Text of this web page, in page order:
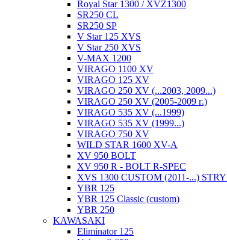
Royal Star 1300 / XVZ1300
SR250 CL
SR250 SP
V Star 125 XVS
V Star 250 XVS
V-MAX 1200
VIRAGO 1100 XV
VIRAGO 125 XV
VIRAGO 250 XV (...2003, 2009...)
VIRAGO 250 XV (2005-2009 г.)
VIRAGO 535 XV (...1999)
VIRAGO 535 XV (1999...)
VIRAGO 750 XV
WILD STAR 1600 XV-A
XV 950 BOLT
XV 950 R - BOLT R-SPEC
XVS 1300 CUSTOM (2011-...)
YBR 125
YBR 125 Classic (custom)
YBR 250
KAWASAKI
Eliminator 125